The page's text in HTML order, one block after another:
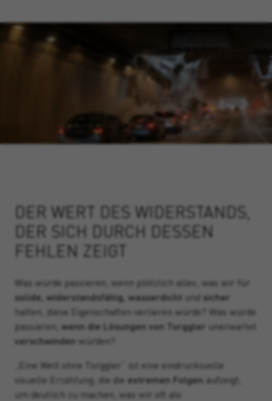
DER WERT DES WIDERSTANDS,
DER SICH DURCH DESSEN
FEHLEN ZEIGT
Was würde passieren, wenn plötzlich alles, was wir für
solide, widerstandsfähig, wasserdicht und sicher
halten, diese Eigenschaften verlieren würde? Was würde
passieren, wenn die Lösungen von Torggler unerwartet
verschwinden würden?
„Eine Welt ohne Torggler“ ist eine eindrucksvolle
visuelle Erzählung, die die extremen Folgen aufzeigt,
um deutlich zu machen, was wir oft als